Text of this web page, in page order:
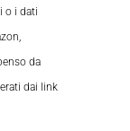
o i dati
da
dai link